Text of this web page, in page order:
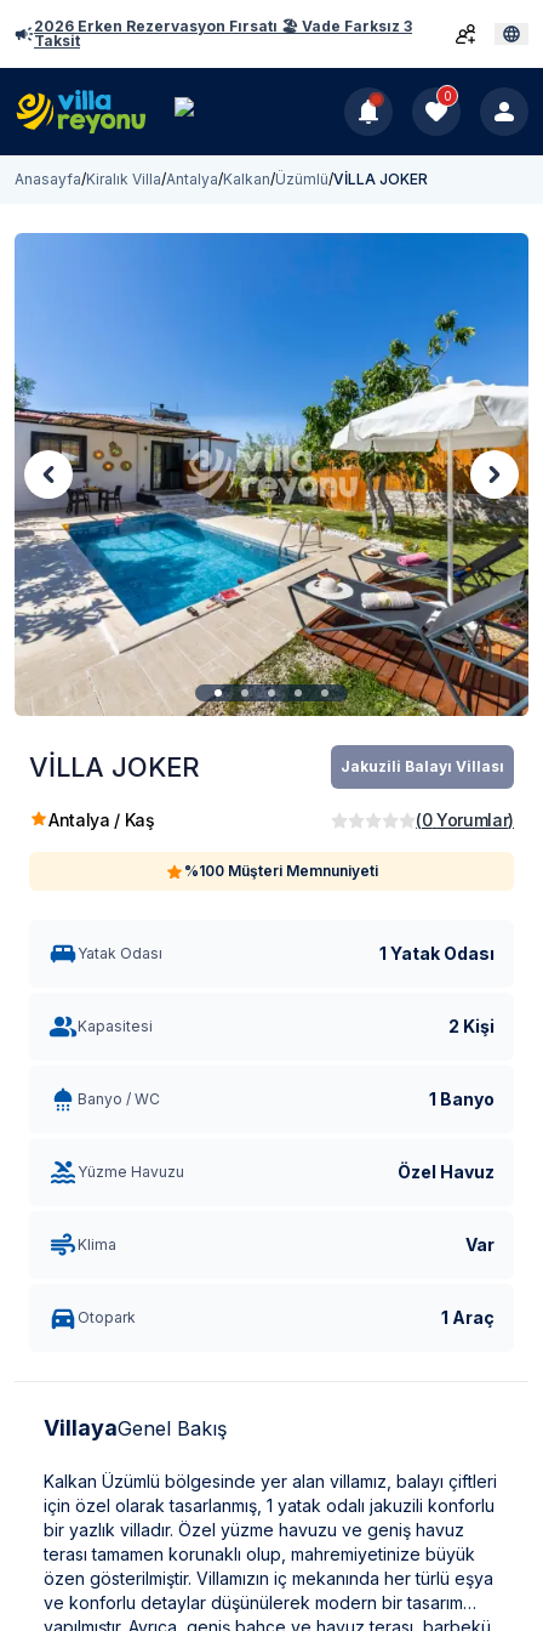
2026 Erken Rezervasyon Fırsatı 🏖️ Vade Farksız 3
Taksit
0
Anasayfa/Kiralık Villa/Antalya/Kalkan/Üzümlü/VİLLA JOKER
VİLLA JOKER Jakuzili Balayı Villası
Antalya / Kaş (0 Yorumlar)
%100 Müşteri Memnuniyeti
Yatak Odası 1 Yatak Odası
Kapasitesi 2 Kişi
Banyo / WC 1 Banyo
Yüzme Havuzu Özel Havuz
Klima Var
Otopark 1 Araç
VillayaGenel Bakış
Kalkan Üzümlü bölgesinde yer alan villamız, balayı çiftleri
için özel olarak tasarlanmış, 1 yatak odalı jakuzili konforlu
bir yazlık villadır. Özel yüzme havuzu ve geniş havuz
terası tamamen korunaklı olup, mahremiyetinize büyük
özen gösterilmiştir. Villamızın iç mekanında her türlü eşya
ve konforlu detaylar düşünülerek modern bir tasarım
yapılmıştır. Ayrıca, geniş bahçe ve havuz terası, barbekü